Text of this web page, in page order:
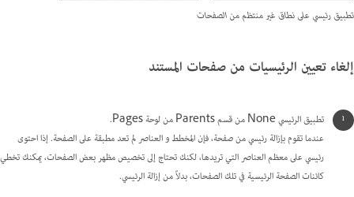
تطبيق رئيسي على نطاق غير منتظم من الصفحات
إلغاء تعيين الرئيسيات من صفحات المستند
تطبيق الرئيسي None من قسم Parents من لوحة Pages.
عندما تقوم بإزالة رئيسي من صفحة، فإن المخطط و العناصر لم تعد مطبقة على الصفحة. إذا احتوى
رئيسي على معظم العناصر التي تريدها، لكنك تحتاج إلى تخصيص مظهر بعض الصفحات، يمكنك تخطي
كائنات الصفحة الرئيسية في تلك الصفحات، بدلاً من إزالة الرئيسي.